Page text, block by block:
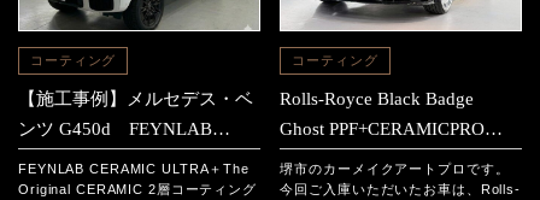
コーティング
【施工事例】メルセデス・ベ
ンツ G450d FEYNLAB
Original CERAMIC 2層コーテ
FEYNLAB CERAMIC ULTRA＋The
Original CERAMIC 2層コーティング
コーティング
Rolls-Royce Black Badge
Ghost PPF+CERAMICPRO
ION施工事例
堺市のカーメイクアートプロです。
今回ご入庫いただいたお車は、Rolls-